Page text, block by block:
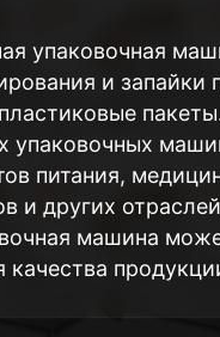
упаковочная
и
упаковочных
питания,
и других
машина
качества